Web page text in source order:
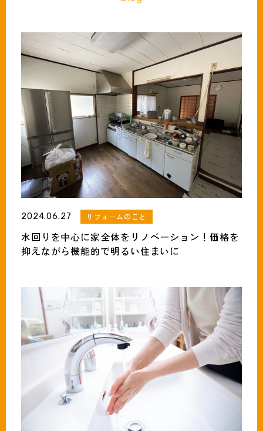
tel.093-691-1319
営業時間:月〜土（9時〜18時）
2024.06.27 リフォームのこと
水回りを中心に家全体をリノベーション！価格を
抑えながら機能的で明るい住まいに